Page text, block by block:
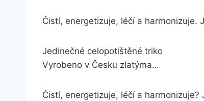
Čistí, energetizuje, léčí a harmonizuje.
Jedinečné celopotištěné triko
Vyrobeno v Česku zlatýma…
Čistí, energetizuje, léčí a